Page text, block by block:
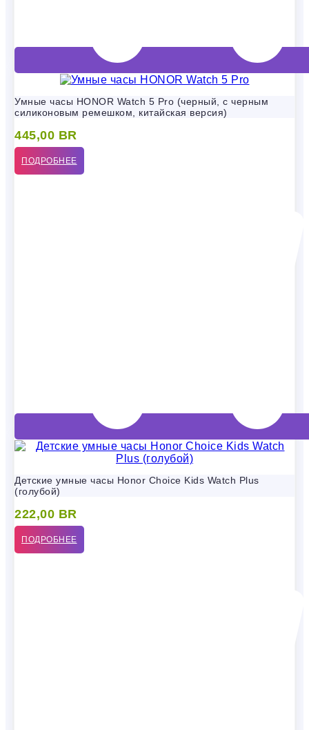
Умные часы HONOR Watch 5 Pro (черный, с черным
силиконовым ремешком, китайская версия)
445,00 BR
ПОДРОБНЕЕ
Детские умные часы Honor Choice Kids Watch Plus
(голубой)
222,00 BR
ПОДРОБНЕЕ